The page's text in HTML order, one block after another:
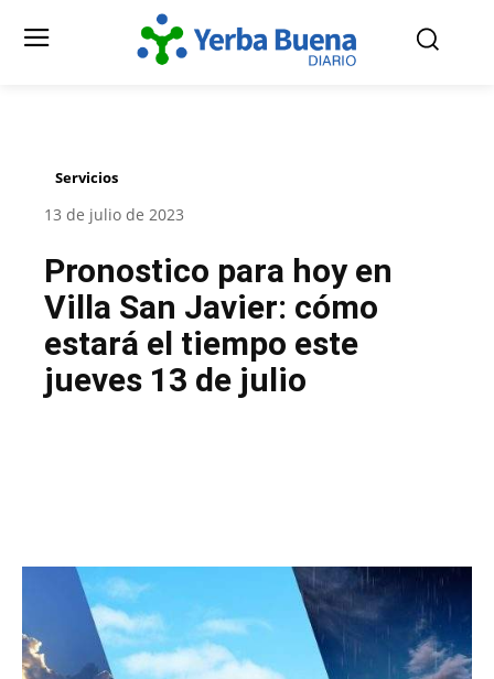
Servicios
13 de julio de 2023
Pronostico para hoy en
Villa San Javier: cómo
estará el tiempo este
jueves 13 de julio